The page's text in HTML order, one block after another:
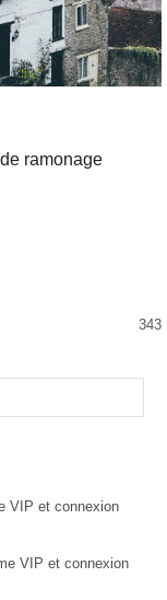
ramonage
343
VIP et connexion
VIP et connexion